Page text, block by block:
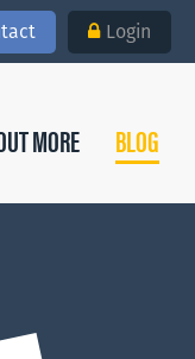
Login
MORE BLOG